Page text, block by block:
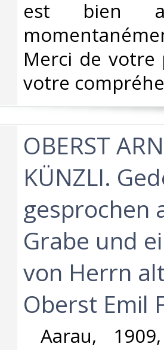
est bien
Merci de votre
votre
‎OBERST
KÜNZLI.
gesprochen
Grabe und
von Herrn
Oberst Emil
Aarau,